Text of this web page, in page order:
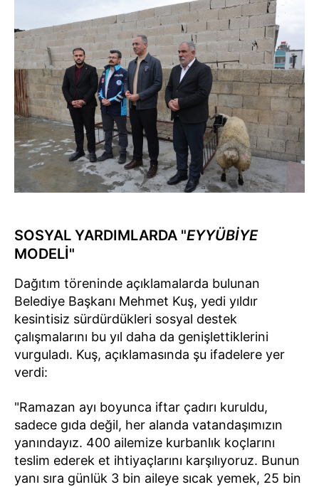
SOSYAL YARDIMLARDA "EYYÜBİYE
MODELİ"
Dağıtım töreninde açıklamalarda bulunan
Belediye Başkanı Mehmet Kuş, yedi yıldır
kesintisiz sürdürdükleri sosyal destek
çalışmalarını bu yıl daha da genişlettiklerini
vurguladı. Kuş, açıklamasında şu ifadelere yer
verdi:
"Ramazan ayı boyunca iftar çadırı kuruldu,
sadece gıda değil, her alanda vatandaşımızın
yanındayız. 400 ailemize kurbanlık koçlarını
teslim ederek et ihtiyaçlarını karşılıyoruz. Bunun
yanı sıra günlük 3 bin aileye sıcak yemek, 25 bin